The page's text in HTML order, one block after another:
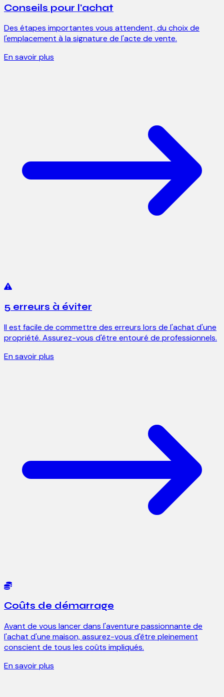
Conseils pour l'achat
Des étapes importantes vous attendent, du choix de
l'emplacement à la signature de l'acte de vente.
En savoir plus
5 erreurs à éviter
Il est facile de commettre des erreurs lors de l'achat d'une
propriété. Assurez-vous d'être entouré de professionnels.
En savoir plus
Coûts de démarrage
Avant de vous lancer dans l'aventure passionnante de
l'achat d'une maison, assurez-vous d'être pleinement
conscient de tous les coûts impliqués.
En savoir plus